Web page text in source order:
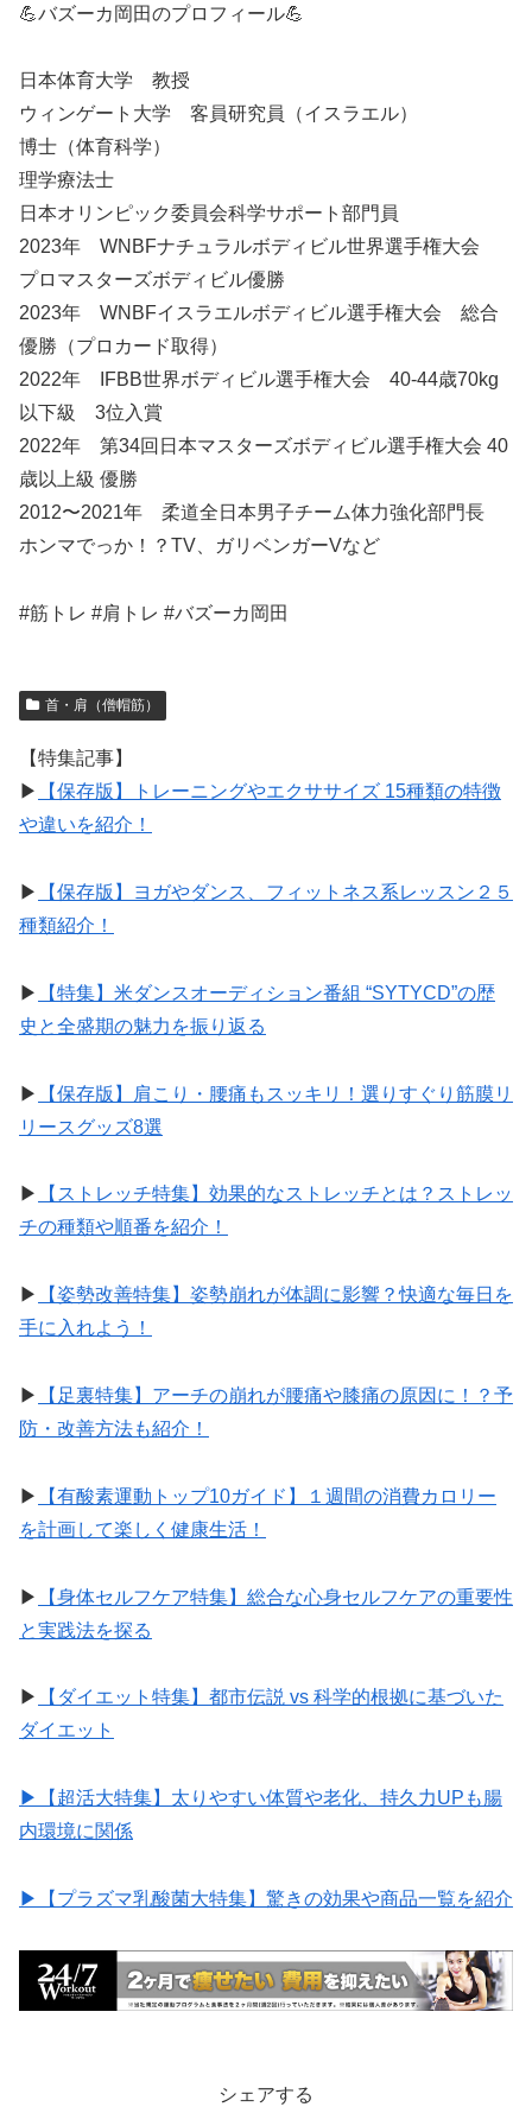
💪バズーカ岡田のプロフィール💪
日本体育大学 教授
ウィンゲート大学 客員研究員（イスラエル）
博士（体育科学）
理学療法士
日本オリンピック委員会科学サポート部門員
2023年 WNBFナチュラルボディビル世界選手権大会
プロマスターズボディビル優勝
2023年 WNBFイスラエルボディビル選手権大会 総合
優勝（プロカード取得）
2022年 IFBB世界ボディビル選手権大会 40-44歳70kg
以下級 3位入賞
2022年 第34回日本マスターズボディビル選手権大会 40
歳以上級 優勝
2012〜2021年 柔道全日本男子チーム体力強化部門長
ホンマでっか！？TV、ガリベンガーVなど
#筋トレ #肩トレ #バズーカ岡田
首・肩（僧帽筋）
【特集記事】
▶︎
【保存版】トレーニングやエクササイズ 15種類の特徴
や違いを紹介！
▶︎
【保存版】ヨガやダンス、フィットネス系レッスン２５
種類紹介！
▶︎
【特集】米ダンスオーディション番組 “SYTYCD”の歴
史と全盛期の魅力を振り返る
▶︎
【保存版】肩こり・腰痛もスッキリ！選りすぐり筋膜リ
リースグッズ8選
▶︎
【ストレッチ特集】効果的なストレッチとは？ストレッ
チの種類や順番を紹介！
▶︎
【姿勢改善特集】姿勢崩れが体調に影響？快適な毎日を
手に入れよう！
▶︎
【足裏特集】アーチの崩れが腰痛や膝痛の原因に！？予
防・改善方法も紹介！
▶︎
【有酸素運動トップ10ガイド】１週間の消費カロリー
を計画して楽しく健康生活！
▶︎
【身体セルフケア特集】総合な心身セルフケアの重要性
と実践法を探る
▶︎
【ダイエット特集】都市伝説 vs 科学的根拠に基づいた
ダイエット
▶︎【超活大特集】太りやすい体質や老化、持久力UPも腸
内環境に関係
▶︎【プラズマ乳酸菌大特集】驚きの効果や商品一覧を紹介
シェアする